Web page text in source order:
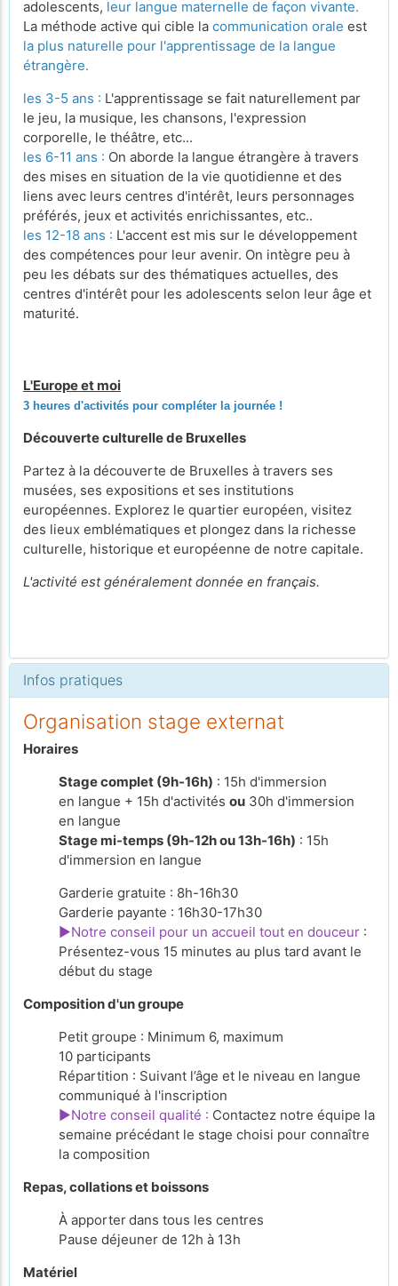
adolescents, leur langue maternelle de façon vivante.
La méthode active qui cible la communication orale est
la plus naturelle pour l'apprentissage de la langue
étrangère.
les 3-5 ans : L'apprentissage se fait naturellement par
le jeu, la musique, les chansons, l'expression
corporelle, le théâtre, etc...
les 6-11 ans : On aborde la langue étrangère à travers
des mises en situation de la vie quotidienne et des
liens avec leurs centres d'intérêt, leurs personnages
préférés, jeux et activités enrichissantes, etc..
les 12-18 ans : L'accent est mis sur le développement
des compétences pour leur avenir. On intègre peu à
peu les débats sur des thématiques actuelles, des
centres d'intérêt pour les adolescents selon leur âge et
maturité.
L'Europe et moi
3 heures d'activités pour compléter la journée !
Découverte culturelle de Bruxelles
Partez à la découverte de Bruxelles à travers ses
musées, ses expositions et ses institutions
européennes. Explorez le quartier européen, visitez
des lieux emblématiques et plongez dans la richesse
culturelle, historique et européenne de notre capitale.
L'activité est généralement donnée en français.
Infos pratiques
Organisation stage externat
Horaires
Stage complet (9h-16h) : 15h d'immersion
en langue + 15h d'activités ou 30h d'immersion
en langue
Stage mi-temps (9h-12h ou 13h-16h) : 15h
d'immersion en langue
Garderie gratuite : 8h-16h30
Garderie payante : 16h30-17h30
►Notre conseil pour un accueil tout en douceur :
Présentez-vous 15 minutes au plus tard avant le
début du stage
Composition d'un groupe
Petit groupe : Minimum 6, maximum
10 participants
Répartition : Suivant l’âge et le niveau en langue
communiqué à l'inscription
►Notre conseil qualité : Contactez notre équipe la
semaine précédant le stage choisi pour connaître
la composition
Repas, collations et boissons
À apporterdans tous les centres
Pause déjeuner de 12h à 13h
Matériel